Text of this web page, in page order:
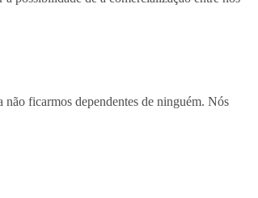
ficarmos dependentes de ninguém. Nós